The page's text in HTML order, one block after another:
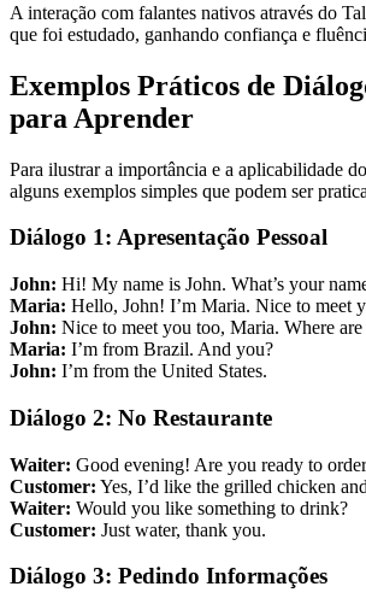
A interação com falantes nativos através do
que foi estudado, ganhando confiança e
Exemplos Práticos de
para Aprender
Para ilustrar a importância e a aplicabilidade
alguns exemplos simples que podem ser
Diálogo 1: Apresentação Pessoal
John: Hi! My name is John. What’s your
Maria: Hello, John! I’m Maria. Nice to meet
John: Nice to meet you too, Maria. Where
Maria: I’m from Brazil. And you?
John: I’m from the United States.
Diálogo 2: No Restaurante
Waiter: Good evening! Are you ready to
Customer: Yes, I’d like the grilled chicken
Waiter: Would you like something to drink?
Customer: Just water, thank you.
Diálogo 3: Pedindo Informações